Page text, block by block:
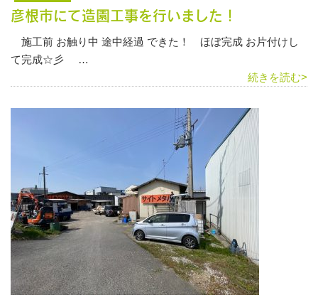
彦根市にて造園工事を行いました！
施工前 お触り中 途中経過 できた！ ほぼ完成 お片付けし
て完成☆彡 …
続きを読む>